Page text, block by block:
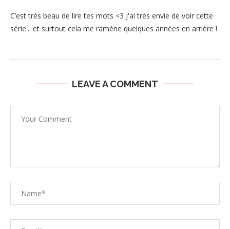
C’est très beau de lire tes mots <3 J'ai très envie de voir cette
série... et surtout cela me ramène quelques années en arrière !
LEAVE A COMMENT